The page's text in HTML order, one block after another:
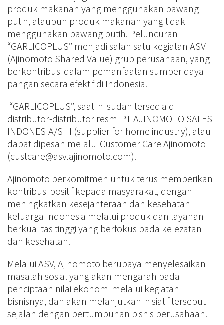
produk makanan yang menggunakan bawang
putih, ataupun produk makanan yang tidak
menggunakan bawang putih. Peluncuran
“GARLICOPLUS” menjadi salah satu kegiatan ASV
(Ajinomoto Shared Value) grup perusahaan, yang
berkontribusi dalam pemanfaatan sumber daya
pangan secara efektif di Indonesia.
“GARLICOPLUS”, saat ini sudah tersedia di
distributor-distributor resmi PT AJINOMOTO SALES
INDONESIA/SHI (supplier for home industry), atau
dapat dipesan melalui Customer Care Ajinomoto
(custcare@asv.ajinomoto.com).
Ajinomoto berkomitmen untuk terus memberikan
kontribusi positif kepada masyarakat, dengan
meningkatkan kesejahteraan dan kesehatan
keluarga Indonesia melalui produk dan layanan
berkualitas tinggi yang berfokus pada kelezatan
dan kesehatan.
Melalui ASV, Ajinomoto berupaya menyelesaikan
masalah sosial yang akan mengarah pada
penciptaan nilai ekonomi melalui kegiatan
bisnisnya, dan akan melanjutkan inisiatif tersebut
sejalan dengan pertumbuhan bisnis perusahaan.